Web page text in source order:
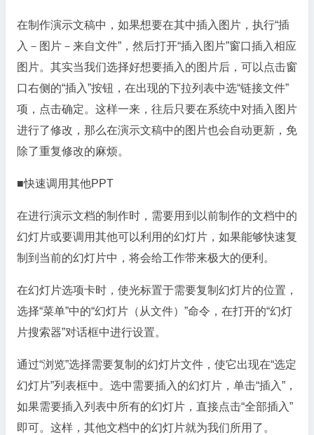
在制作演示文稿中，如果想要在其中插入图片，执行“插
入－图片－来自文件”，然后打开“插入图片”窗口插入相应
图片。其实当我们选择好想要插入的图片后，可以点击窗
口右侧的“插入”按钮，在出现的下拉列表中选“链接文件”
项，点击确定。这样一来，往后只要在系统中对插入图片
进行了修改，那么在演示文稿中的图片也会自动更新，免
除了重复修改的麻烦。
■快速调用其他PPT
在进行演示文档的制作时，需要用到以前制作的文档中的
幻灯片或要调用其他可以利用的幻灯片，如果能够快速复
制到当前的幻灯片中，将会给工作带来极大的便利。
在幻灯片选项卡时，使光标置于需要复制幻灯片的位置，
选择“菜单”中的“幻灯片（从文件）”命令，在打开的“幻灯
片搜索器”对话框中进行设置。
通过“浏览”选择需要复制的幻灯片文件，使它出现在“选定
幻灯片”列表框中。选中需要插入的幻灯片，单击“插入”，
如果需要插入列表中所有的幻灯片，直接点击“全部插入”
即可。这样，其他文档中的幻灯片就为我们所用了。